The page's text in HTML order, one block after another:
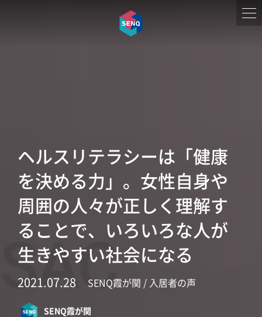
ヘルスリテラシーは「健康
を決める力」。女性自身や
周囲の人々が正しく理解す
ることで、いろいろな人が
生きやすい社会になる
2021.07.28 SENQ霞が関 / 入居者の声
SENQ霞が関
SAC